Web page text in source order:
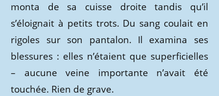
monta de sa cuisse droite tandis qu’il
s’éloignait à petits trots. Du sang coulait en
rigoles sur son pantalon. Il examina ses
blessures : elles n’étaient que superficielles
– aucune veine importante n’avait été
touchée. Rien de grave.